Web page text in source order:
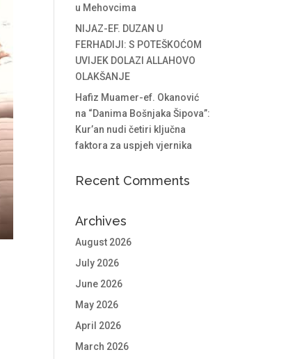
u Mehovcima
NIJAZ-EF. DUZAN U
FERHADIJI: S POTEŠKOĆOM
UVIJEK DOLAZI ALLAHOVO
OLAKŠANJE
Hafiz Muamer-ef. Okanović
na “Danima Bošnjaka Šipova”:
Kur’an nudi četiri ključna
faktora za uspjeh vjernika
Recent Comments
Archives
August 2026
July 2026
June 2026
May 2026
April 2026
March 2026